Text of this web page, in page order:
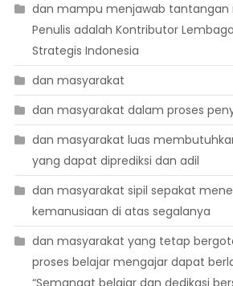
dan mampu menjawab tantangan
Penulis adalah Kontributor
Strategis Indonesia
dan masyarakat
dan masyarakat dalam proses
dan masyarakat luas
yang dapat diprediksi dan adil
dan masyarakat sipil sepakat
kemanusiaan di atas segalanya
dan masyarakat yang tetap
proses belajar mengajar dapat